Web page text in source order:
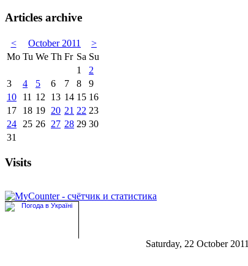
Articles archive
< October 2011
>
Mo Tu We Th Fr Sa Su
1
2
3
4 5 6 7 8
9
10
11 12 13 14 15 16
17
18 19 20 21 22 23
24
25 26 27 28 29 30
31
Visits
Saturday, 22 October 2011